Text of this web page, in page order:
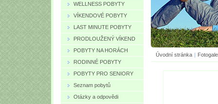
Úvodní stránka |
WELLNESS POBYTY
VÍKENDOVÉ POBYTY
LAST MINUTE POBYTY
PRODLOUŽENÝ VÍKEND
POBYTY NA HORÁCH
RODINNÉ POBYTY
POBYTY PRO SENIORY
Seznam pobytů
Otázky a odpovědi